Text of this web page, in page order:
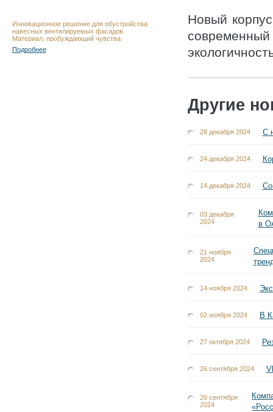
Новый
Другие
28 декабря 2024 С
24 декабря 2024
14 декабря 2024
03 декабря
2024
в
21 ноября
2024
14 ноября 2024
02 ноября 2024 В
27 октября 2024
26 сентября 2024
20 сентября
2024
Инновационное решение для обустройства
навесных вентилируемых фасадов.
Материал, пробуждающий чувства
Подробнее